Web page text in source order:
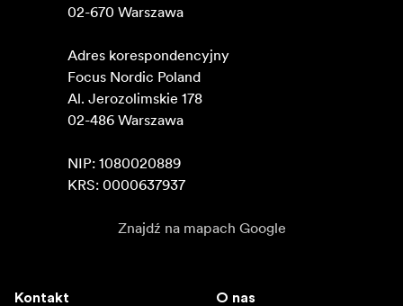
02-670 Warszawa
Adres korespondencyjny
Focus Nordic Poland
Al. Jerozolimskie 178
02-486 Warszawa
NIP: 1080020889
KRS: 0000637937
Znajdź na mapach Google
Kontakt O nas